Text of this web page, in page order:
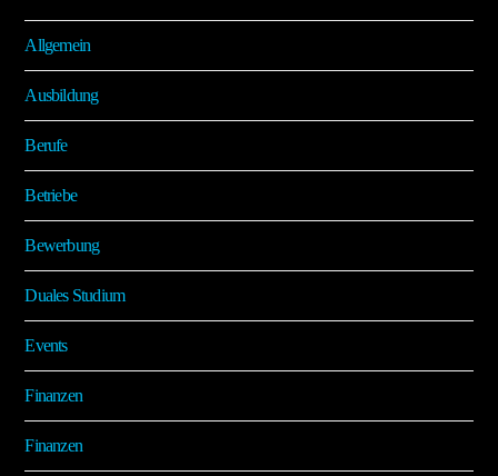
Allgemein
Ausbildung
Berufe
Betriebe
Bewerbung
Duales Studium
Events
Finanzen
Finanzen